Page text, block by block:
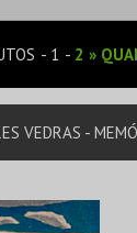
1 2 »
VEDRAS -